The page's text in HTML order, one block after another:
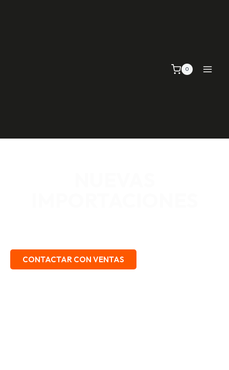
0
CONTACTAR CON VENTAS